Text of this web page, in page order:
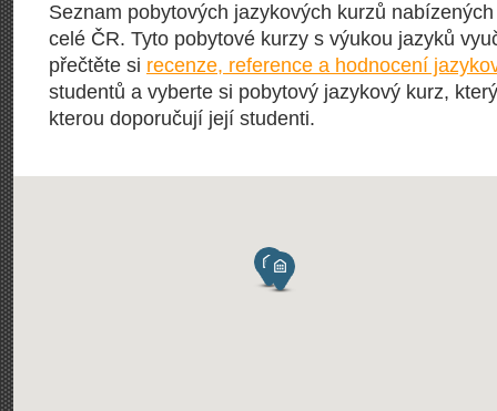
Seznam pobytových jazykových kurzů
celé ČR. Tyto pobytové kurzy s výukou jazyků
přečtěte si recenze, reference a hodnocení
studentů a vyberte si pobytový jazykový kurz,
kterou doporučují její studenti.